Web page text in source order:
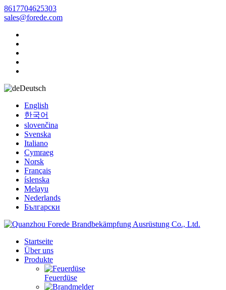
8617704625303
sales@forede.com
Deutsch
English
한국어
slovenčina
Svenska
Italiano
Cymraeg
Norsk
Français
íslenska
Melayu
Nederlands
Български
Startseite
Über uns
Produkte
Feuerdüse